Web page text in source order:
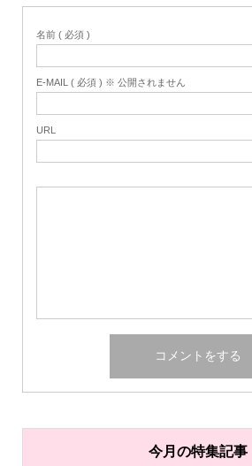
名前 ( 必須 )
E-MAIL ( 必須 ) ※ 公開されません
URL
今月の特集記事